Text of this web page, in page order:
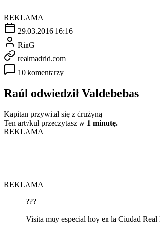
REKLAMA
29.03.2016 16:16
RinG
realmadrid.com
10 komentarzy
Raúl odwiedził Valdebebas
Kapitan przywitał się z drużyną
Ten artykuł przeczytasz w 1 minutę.
REKLAMA
REKLAMA
???
Visita muy especial hoy en la Ciudad